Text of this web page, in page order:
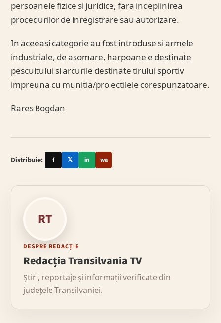
persoanele fizice si juridice, fara indeplinirea
procedurilor de inregistrare sau autorizare.
In aceeasi categorie au fost introduse si armele
industriale, de asomare, harpoanele destinate
pescuitului si arcurile destinate tirului sportiv
impreuna cu munitia/proiectilele corespunzatoare.
Rares Bogdan
Distribuie: f 𝕏 in wa
RT
DESPRE REDACȚIE
Redacția Transilvania TV
Știri, reportaje și informații verificate din
județele Transilvaniei.